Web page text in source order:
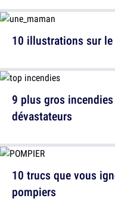
10 illustrations sur
10 trucs que vous
pompiers
9 plus gros
dévastateurs